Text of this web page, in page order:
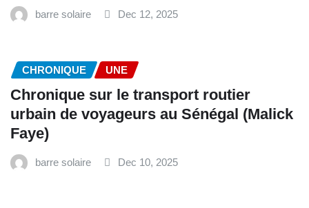
barre solaire Dec 12, 2025
CHRONIQUE UNE
Chronique sur le transport routier
urbain de voyageurs au Sénégal (Malick
Faye)
barre solaire Dec 10, 2025